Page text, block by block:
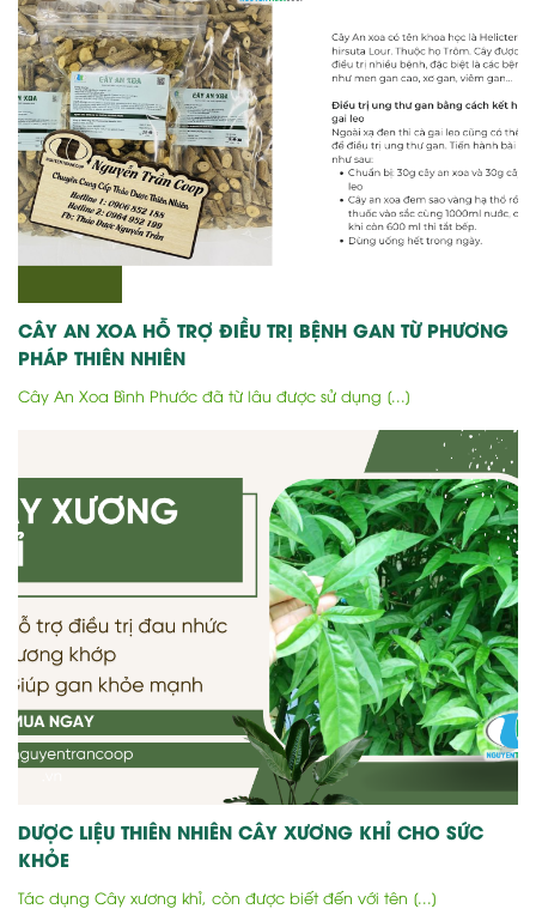
CÂY AN XOA HỖ TRỢ ĐIỀU TRỊ BỆNH GAN TỪ PHƯƠNG
PHÁP THIÊN NHIÊN
Cây An Xoa Bình Phước đã từ lâu được sử dụng [...]
DƯỢC LIỆU THIÊN NHIÊN CÂY XƯƠNG KHỈ CHO SỨC
KHỎE
Tác dụng Cây xương khỉ, còn được biết đến với tên [...]